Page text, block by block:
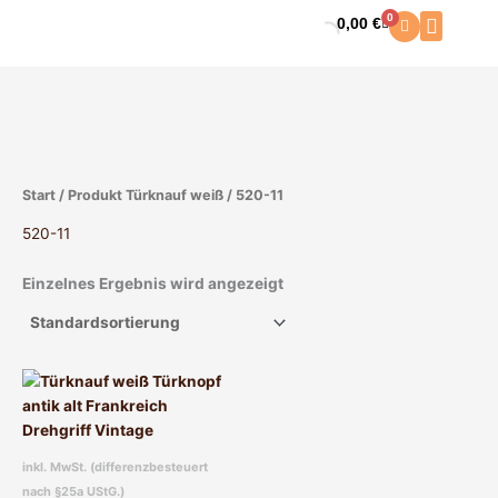
0,00€ 0
Warenkorb
Start / Produkt Türknauf weiß / 520-11
520-11
Einzelnes Ergebnis wird angezeigt
inkl. MwSt. (differenzbesteuert
nach §25a UStG.)
Dieses
Produkt
weist
Varianten